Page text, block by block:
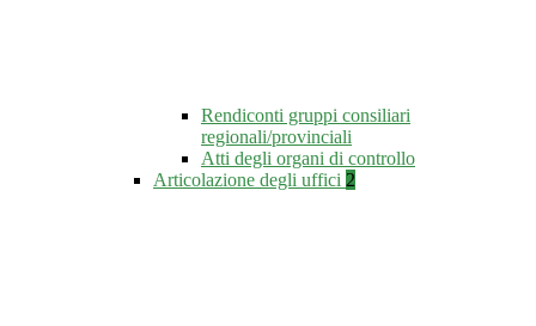
Rendiconti gruppi consiliari
regionali/provinciali
Atti degli organi di controllo
Articolazione degli uffici 2